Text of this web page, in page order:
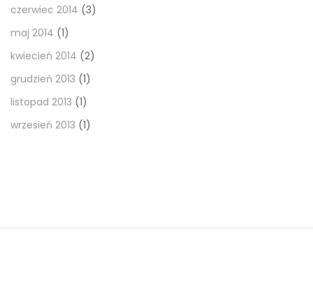
czerwiec 2014 (3)
maj 2014 (1)
kwiecień 2014 (2)
grudzień 2013 (1)
listopad 2013 (1)
wrzesień 2013 (1)